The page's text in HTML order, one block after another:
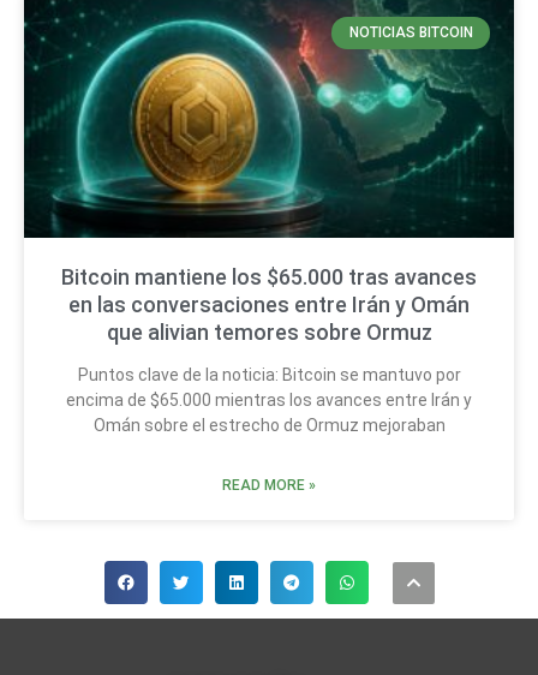
NOTICIAS BITCOIN
Bitcoin mantiene los $65.000 tras avances
en las conversaciones entre Irán y Omán
que alivian temores sobre Ormuz
Puntos clave de la noticia: Bitcoin se mantuvo por
encima de $65.000 mientras los avances entre Irán y
Omán sobre el estrecho de Ormuz mejoraban
READ MORE »